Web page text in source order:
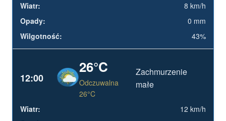
8 km/h
0 mm
43%
12:00
26°C
Odczuwalna
26°C
Zachmurzenie
małe
12 km/h